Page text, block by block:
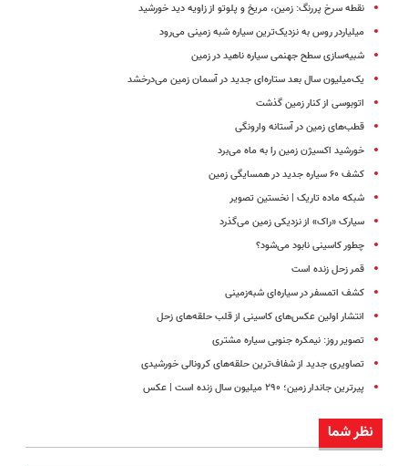
نقطه سرخ پررنگ: زمین، مریخ و پلوتو از زاویه دید خورشید
میلیاردر روس به نزدیک‌ترین سیاره شبه زمینی می‌رود
شبیه‌سازی سطح جهنمی سیاره ناهید در زمین
یک‌میلیون سال بعد ستاره‌ای جدید در آسمان زمین می‌درخشد
اتوبوسی از کنار زمین گذشت
قطب‌های زمین در آستانه وارونگی
خورشید اکسیژن زمین را به ماه می‌برد
کشف ۶۰ سیاره جدید در همسایگی زمین
شبکه ماده تاریک | نخستین تصویر
سیارک «راک» از نزدیکی زمین می‌گذرد
چطور کاسینی نابود می‌شود؟
قمر زحل زنده است
کشف اتمسفر در سیاره‌ای شبه‌زمینی
انتشار اولین عکس‌های کاسینی از قلب حلقه‌های زحل
تصویر روز: نیمکره جنوبی سیاره مشتری
تصاویری جدید از شفاف‌ترین حلقه‌های کرونالی خورشیدی
پیرترین جاندار زمین؛ ۲۹۰ میلیون سال زنده است | عکس
نظر شما